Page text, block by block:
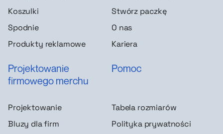
Koszulki
Spodnie
Produkty reklamowe
Stwórz paczkę
O nas
Kariera
Projektowanie
firmowego merchu
Projektowanie
Bluzy dla firm
Pomoc
Tabela rozmiarów
Polityka prywatności